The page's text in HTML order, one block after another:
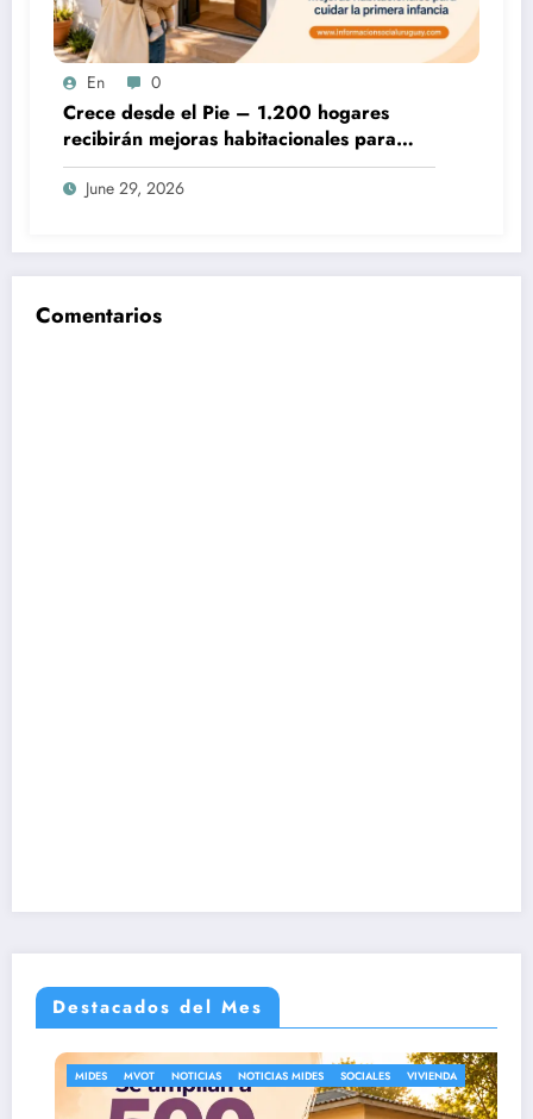
En 0
Crece desde el Pie – 1.200 hogares
recibirán mejoras habitacionales para
cuidar la primera infancia
June 29, 2026
Comentarios
Destacados del Mes
MIDES MVOT NOTICIAS NOTICIAS MIDES SOCIALES VIVIENDA